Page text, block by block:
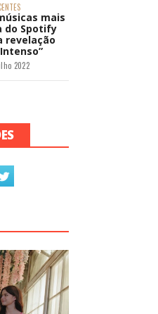
mais
do Spotify
revelação
2022